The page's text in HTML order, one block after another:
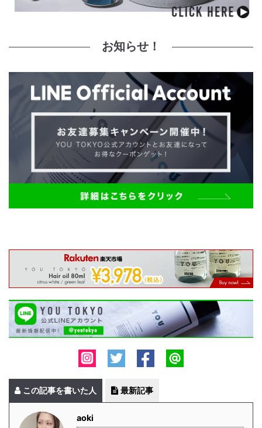
お知らせ！
この記事を書いた人 最新記事
aoki